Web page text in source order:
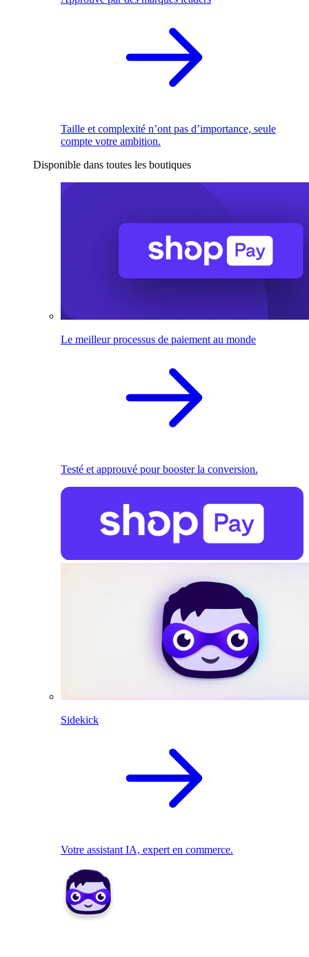
Taille et complexité n’ont pas d’importance, seule
compte votre ambition.
Disponible dans toutes les boutiques
Le meilleur processus de paiement au monde
Testé et approuvé pour booster la conversion.
Sidekick
Votre assistant IA, expert en commerce.